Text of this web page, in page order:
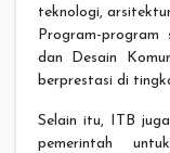
teknologi,
Program-
dan Desain
berprestasi di
Selain itu, ITB
pemerintah